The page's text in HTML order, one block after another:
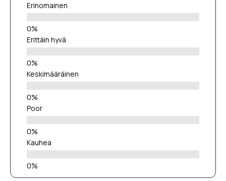
Erinomainen
Erittäin hyvä
Keskimääräinen
Poor
Kauhea